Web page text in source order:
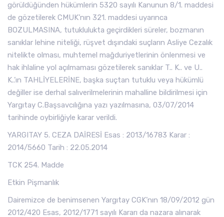
görüldüğünden hükümlerin 5320 sayılı Kanunun 8/1. maddesi
de gözetilerek CMUK’nın 321. maddesi uyarınca
BOZULMASINA, tutuklulukta geçirdikleri süreler, bozmanın
sanıklar lehine niteliği, rüşvet dışındaki suçların Asliye Cezalık
nitelikte olması, muhtemel mağduriyetlerinin önlenmesi ve
hak ihlaline yol açılmaması gözetilerek sanıklar T.. K.. ve U..
K..’ın TAHLİYELERİNE, başka suçtan tutuklu veya hükümlü
değiller ise derhal salıverilmelerinin mahalline bildirilmesi için
Yargıtay C.Başsavcılığına yazı yazılmasına, 03/07/2014
tarihinde oybirliğiyle karar verildi.
YARGITAY 5. CEZA DAİRESİ Esas : 2013/16783 Karar :
2014/5660 Tarih : 22.05.2014
TCK 254. Madde
Etkin Pişmanlık
Dairemizce de benimsenen Yargıtay CGK’nın 18/09/2012 gün
2012/420 Esas, 2012/1771 sayılı Kararı da nazara alınarak